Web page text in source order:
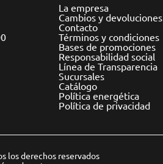
La empresa
Cambios y devoluciones
Contacto
Términos y condiciones
Bases de promociones
Responsabilidad social
Línea de Transparencia
Sucursales
Catálogo
Política energética
Política de privacidad
los derechos reservados